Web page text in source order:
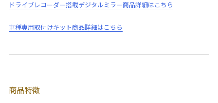
ドライブレコーダー搭載デジタルミラー商品詳細はこちら
車種専用取付けキット商品詳細はこちら
商品特徴